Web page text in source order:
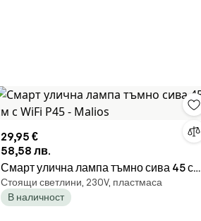
29,95 €
58,58 лв.
Смарт улична лампа тъмно сива 45 см
с WiFi P45 - Malios
Стоящи светлини, 230V, пластмаса
В наличност